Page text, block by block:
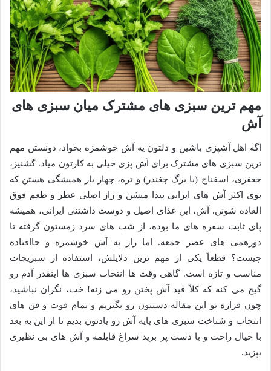
مهم ترین سبزی های مشترک میان سبزی های
آش
اگه اهل آشپزی باشین و دلتون یه آش خوشمزه بخواد، دونستن مهم
ترین سبزی های مشترک برای آش پزی خیلی به کارتون میاد. گشنیز،
جعفری، اسفناج (یا برگ چغندر) و تره، چهار یار همیشگی هستن که
توی اکثر آش های ایرانی پیدا میشن و راز اصلی عطر و طعم فوق
العاده شونن. آش، این غذای اصیل و دوست داشتنی ایرانی، همیشه
پای ثابت سفره های ما بوده، از شب های سرد زمستون گرفته تا
دورهمی های عصر جمعه. اما راز یه آش خوشمزه و جاافتاده
چیست؟ قطعاً یکی از مهم ترین دلایلش، استفاده از سبزیجات
مناسب و تازه است. گاهی وقت ها انتخاب سبزی ها اینقدر آدم رو
گیج می کنه که کلاً قید آش پختن رو می زنه! خب، نگران نباشید،
چون قراره تو این مقاله دستتون رو بگیریم و تمام فوت و فن های
انتخاب و شناخت سبزی های پایه آش رو یادتون بدیم تا از این به بعد
با خیال راحت و با دست پر برید سراغ قابلمه و آش های بی نظیری
بپزید.